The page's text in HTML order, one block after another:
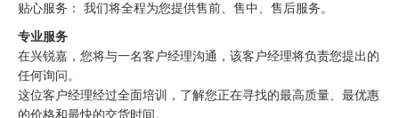
贴心服务： 我们将全程为您提供售前、售中、售后服务。
专业服务
在兴锐嘉，您将与一名客户经理沟通，该客户经理将负责您提出的
任何询问。
这位客户经理经过全面培训，了解您正在寻找的最高质量、最优惠
的价格和最快的交货时间。